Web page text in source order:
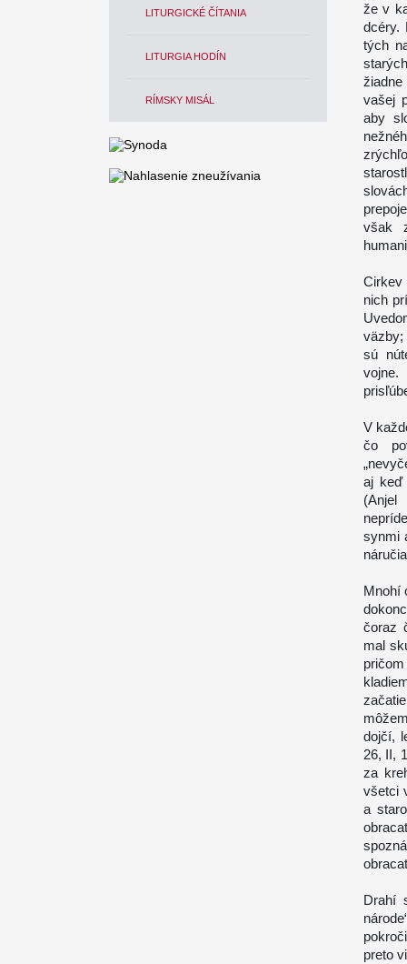
LITURGICKÉ ČÍTANIA
LITURGIA HODÍN
RÍMSKY MISÁL
že v
dcéry.
tých
vašej
aby
však
Cirkev
nich
sú
V
čo
aj keď
(Anjel
synmi
Mnohí
čoraz
mal
dojčí,
26, II,
za
všetci
a
Drahí
preto